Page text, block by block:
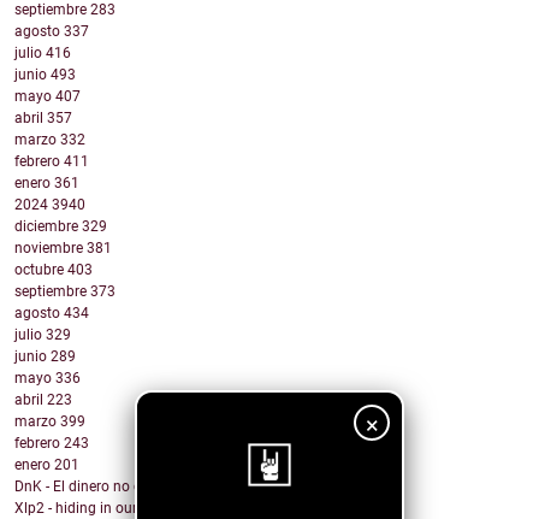
×
septiembre 283
agosto 337
julio 416
junio 493
mayo 407
abril 357
marzo 332
febrero 411
enero 361
2024 3940
diciembre 329
noviembre 381
octubre 403
septiembre 373
agosto 434
julio 329
junio 289
mayo 336
abril 223
marzo 399
febrero 243
enero 201
DnK - El dinero no compra la felicidad
Xlp2 - hiding in our heart